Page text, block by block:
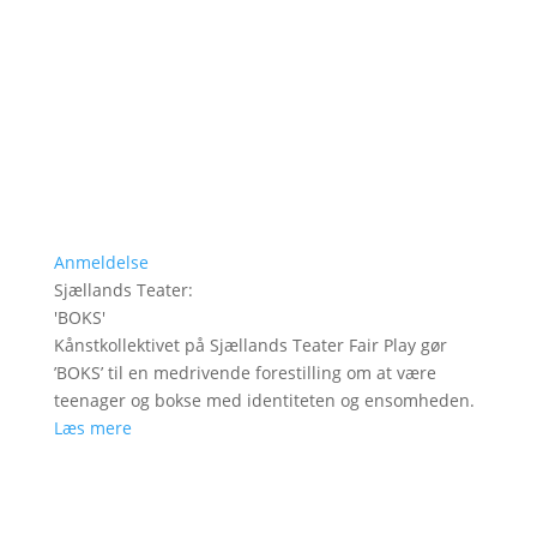
Anmeldelse
Sjællands Teater:
'BOKS'
Kånstkollektivet på Sjællands Teater Fair Play gør
’BOKS’ til en medrivende forestilling om at være
teenager og bokse med identiteten og ensomheden.
Læs mere